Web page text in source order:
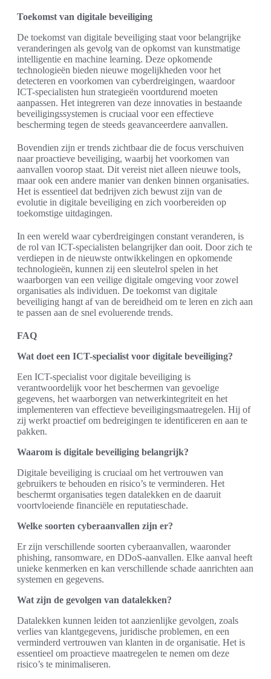
Toekomst van digitale beveiliging
De toekomst van digitale beveiliging staat voor belangrijke
veranderingen als gevolg van de opkomst van kunstmatige
intelligentie en machine learning. Deze opkomende
technologieën bieden nieuwe mogelijkheden voor het
detecteren en voorkomen van cyberdreigingen, waardoor
ICT-specialisten hun strategieën voortdurend moeten
aanpassen. Het integreren van deze innovaties in bestaande
beveiligingssystemen is cruciaal voor een effectieve
bescherming tegen de steeds geavanceerdere aanvallen.
Bovendien zijn er trends zichtbaar die de focus verschuiven
naar proactieve beveiliging, waarbij het voorkomen van
aanvallen voorop staat. Dit vereist niet alleen nieuwe tools,
maar ook een andere manier van denken binnen organisaties.
Het is essentieel dat bedrijven zich bewust zijn van de
evolutie in digitale beveiliging en zich voorbereiden op
toekomstige uitdagingen.
In een wereld waar cyberdreigingen constant veranderen, is
de rol van ICT-specialisten belangrijker dan ooit. Door zich te
verdiepen in de nieuwste ontwikkelingen en opkomende
technologieën, kunnen zij een sleutelrol spelen in het
waarborgen van een veilige digitale omgeving voor zowel
organisaties als individuen. De toekomst van digitale
beveiliging hangt af van de bereidheid om te leren en zich aan
te passen aan de snel evoluerende trends.
FAQ
Wat doet een ICT-specialist voor digitale beveiliging?
Een ICT-specialist voor digitale beveiliging is
verantwoordelijk voor het beschermen van gevoelige
gegevens, het waarborgen van netwerkintegriteit en het
implementeren van effectieve beveiligingsmaatregelen. Hij of
zij werkt proactief om bedreigingen te identificeren en aan te
pakken.
Waarom is digitale beveiliging belangrijk?
Digitale beveiliging is cruciaal om het vertrouwen van
gebruikers te behouden en risico’s te verminderen. Het
beschermt organisaties tegen datalekken en de daaruit
voortvloeiende financiële en reputatieschade.
Welke soorten cyberaanvallen zijn er?
Er zijn verschillende soorten cyberaanvallen, waaronder
phishing, ransomware, en DDoS-aanvallen. Elke aanval heeft
unieke kenmerken en kan verschillende schade aanrichten aan
systemen en gegevens.
Wat zijn de gevolgen van datalekken?
Datalekken kunnen leiden tot aanzienlijke gevolgen, zoals
verlies van klantgegevens, juridische problemen, en een
verminderd vertrouwen van klanten in de organisatie. Het is
essentieel om proactieve maatregelen te nemen om deze
risico’s te minimaliseren.